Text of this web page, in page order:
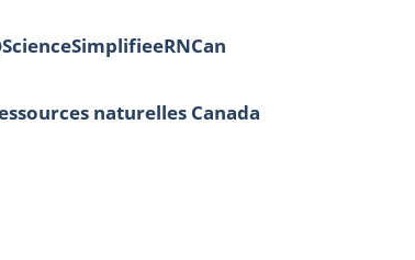
naturelles Canada